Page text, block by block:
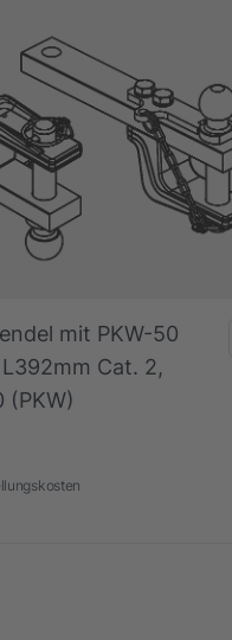
mit PKW-50
Cat. 2,
(PKW)